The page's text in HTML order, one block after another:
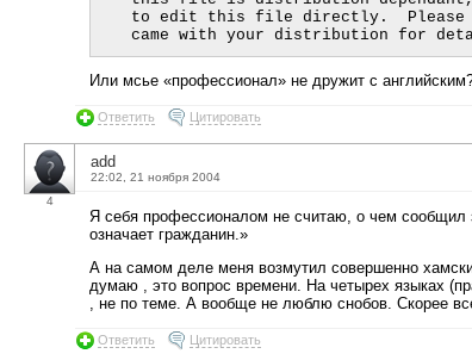
Или мсье «профессионал» не дружит с
Ответить Цитировать
4
add
22:02, 21 ноября 2004
Я себя профессионалом не считаю, о чем сообщил
означает гражданин.»
А на самом деле меня возмутил совершенно
думаю , это вопрос времени. На четырех языках
, не по теме. А вообще не люблю снобов. Скорее
Ответить Цитировать